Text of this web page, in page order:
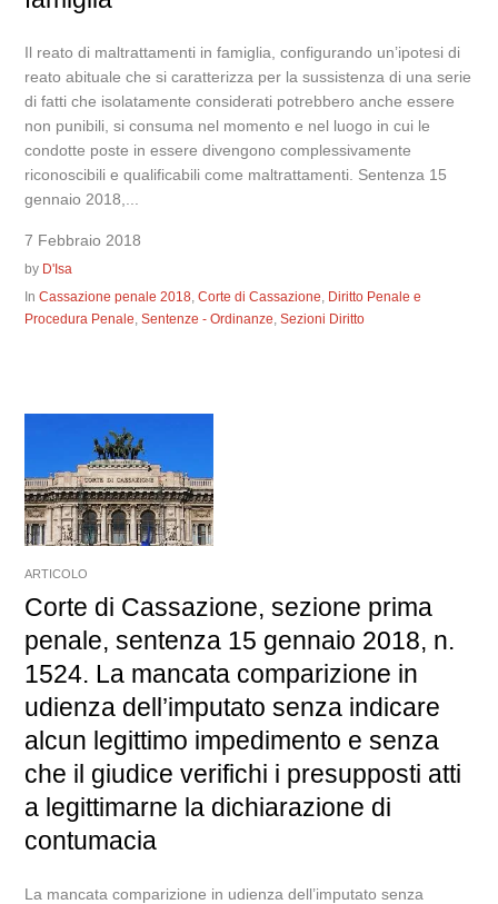
Il reato di maltrattamenti in famiglia, configurando un’ipotesi di
reato abituale che si caratterizza per la sussistenza di una serie
di fatti che isolatamente considerati potrebbero anche essere
non punibili, si consuma nel momento e nel luogo in cui le
condotte poste in essere divengono complessivamente
riconoscibili e qualificabili come maltrattamenti. Sentenza 15
gennaio 2018,...
7 Febbraio 2018
by D'Isa
InCassazione penale 2018,Corte di Cassazione, Diritto Penale e
Procedura Penale,Sentenze - Ordinanze,Sezioni Diritto
ARTICOLO
Corte di Cassazione, sezione prima
penale, sentenza 15 gennaio 2018, n.
1524. La mancata comparizione in
udienza dell’imputato senza indicare
alcun legittimo impedimento e senza
che il giudice verifichi i presupposti atti
a legittimarne la dichiarazione di
contumacia
La mancata comparizione in udienza dell’imputato senza